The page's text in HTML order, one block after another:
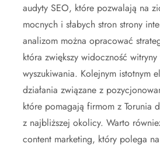
audyty SEO, które pozwalają na
mocnych i słabych stron strony
analizom można opracować
która zwiększy widoczność
wyszukiwania. Kolejnym istotnym
działania związane z
które pomagają firmom z Torunia
z najbliższej okolicy. Warto
content marketing, który polega